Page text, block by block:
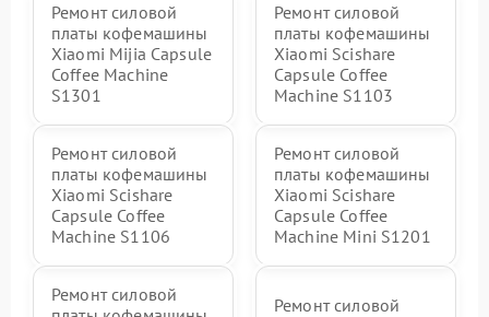
Ремонт силовой
платы кофемашины
Xiaomi Mijia Capsule
Coffee Machine
S1301
Ремонт силовой
платы кофемашины
Xiaomi Scishare
Capsule Coffee
Machine S1103
Ремонт силовой
платы кофемашины
Xiaomi Scishare
Capsule Coffee
Machine S1106
Ремонт силовой
платы кофемашины
Xiaomi Scishare
Capsule Coffee
Machine Mini S1201
Ремонт силовой
Ремонт силовой